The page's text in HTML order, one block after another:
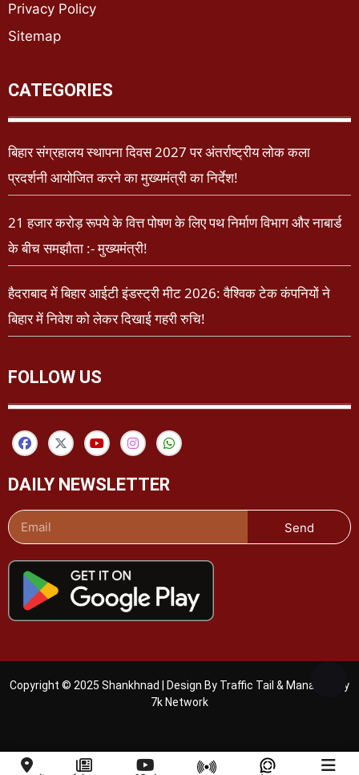
Privacy Policy
Sitemap
CATEGORIES
बिहार संग्रहालय स्थापना दिवस 2027 पर अंतर्राष्ट्रीय लोक कला
प्रदर्शनी आयोजित करने का मुख्यमंत्री का निर्देश!
21 हजार करोड़ रूपये के वित्त पोषण के लिए पथ निर्माण विभाग और नाबार्ड
के बीच समझौता :- मुख्यमंत्री!
हैदराबाद में बिहार आईटी इंडस्ट्री मीट 2026: वैश्विक टेक कंपनियों ने
बिहार में निवेश को लेकर दिखाई गहरी रुचि!
FOLLOW US
DAILY NEWSLETTER
Send
Copyright © 2025 Shankhnad | Design By Traffic Tail & Managed By
7k Network